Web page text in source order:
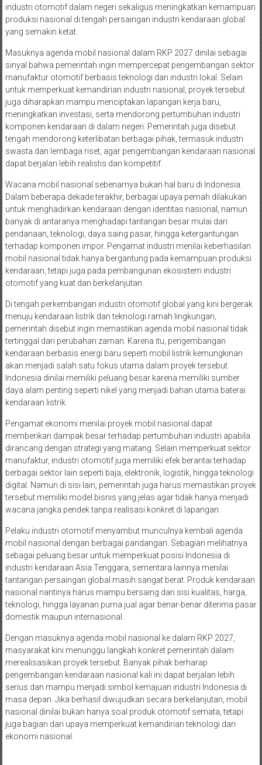
industri otomotif dalam negeri sekaligus meningkatkan kemampuan
produksi nasional di tengah persaingan industri kendaraan global
yang semakin ketat.
Masuknya agenda mobil nasional dalam RKP 2027 dinilai sebagai
sinyal bahwa pemerintah ingin mempercepat pengembangan sektor
manufaktur otomotif berbasis teknologi dan industri lokal. Selain
untuk memperkuat kemandirian industri nasional, proyek tersebut
juga diharapkan mampu menciptakan lapangan kerja baru,
meningkatkan investasi, serta mendorong pertumbuhan industri
komponen kendaraan di dalam negeri. Pemerintah juga disebut
tengah mendorong keterlibatan berbagai pihak, termasuk industri
swasta dan lembaga riset, agar pengembangan kendaraan nasional
dapat berjalan lebih realistis dan kompetitif.
Wacana mobil nasional sebenarnya bukan hal baru di Indonesia.
Dalam beberapa dekade terakhir, berbagai upaya pernah dilakukan
untuk menghadirkan kendaraan dengan identitas nasional, namun
banyak di antaranya menghadapi tantangan besar mulai dari
pendanaan, teknologi, daya saing pasar, hingga ketergantungan
terhadap komponen impor. Pengamat industri menilai keberhasilan
mobil nasional tidak hanya bergantung pada kemampuan produksi
kendaraan, tetapi juga pada pembangunan ekosistem industri
otomotif yang kuat dan berkelanjutan.
Di tengah perkembangan industri otomotif global yang kini bergerak
menuju kendaraan listrik dan teknologi ramah lingkungan,
pemerintah disebut ingin memastikan agenda mobil nasional tidak
tertinggal dari perubahan zaman. Karena itu, pengembangan
kendaraan berbasis energi baru seperti mobil listrik kemungkinan
akan menjadi salah satu fokus utama dalam proyek tersebut.
Indonesia dinilai memiliki peluang besar karena memiliki sumber
daya alam penting seperti nikel yang menjadi bahan utama baterai
kendaraan listrik.
Pengamat ekonomi menilai proyek mobil nasional dapat
memberikan dampak besar terhadap pertumbuhan industri apabila
dirancang dengan strategi yang matang. Selain memperkuat sektor
manufaktur, industri otomotif juga memiliki efek berantai terhadap
berbagai sektor lain seperti baja, elektronik, logistik, hingga teknologi
digital. Namun di sisi lain, pemerintah juga harus memastikan proyek
tersebut memiliki model bisnis yang jelas agar tidak hanya menjadi
wacana jangka pendek tanpa realisasi konkret di lapangan.
Pelaku industri otomotif menyambut munculnya kembali agenda
mobil nasional dengan berbagai pandangan. Sebagian melihatnya
sebagai peluang besar untuk memperkuat posisi Indonesia di
industri kendaraan Asia Tenggara, sementara lainnya menilai
tantangan persaingan global masih sangat berat. Produk kendaraan
nasional nantinya harus mampu bersaing dari sisi kualitas, harga,
teknologi, hingga layanan purna jual agar benar-benar diterima pasar
domestik maupun internasional.
Dengan masuknya agenda mobil nasional ke dalam RKP 2027,
masyarakat kini menunggu langkah konkret pemerintah dalam
merealisasikan proyek tersebut. Banyak pihak berharap
pengembangan kendaraan nasional kali ini dapat berjalan lebih
serius dan mampu menjadi simbol kemajuan industri Indonesia di
masa depan. Jika berhasil diwujudkan secara berkelanjutan, mobil
nasional dinilai bukan hanya soal produk otomotif semata, tetapi
juga bagian dari upaya memperkuat kemandirian teknologi dan
ekonomi nasional.